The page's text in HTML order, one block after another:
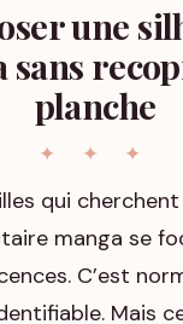
une
sans
planche
qui
manga se
C’est
Mais